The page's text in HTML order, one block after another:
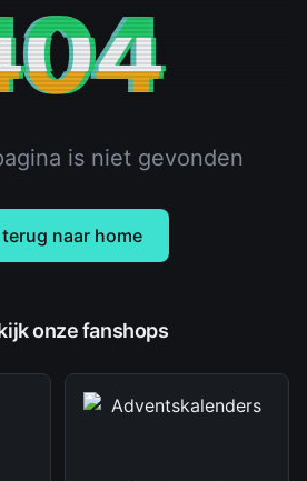
is niet gevonden
terug naar home
onze fanshops